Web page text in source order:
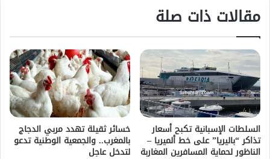
مقالات ذات صلة
السلطات الإسبانية تكبح أسعار
تذاكر “باليريا” على خط ألميريا –
الناظور لحماية المسافرين المغاربة
خسائر ثقيلة تهدد مربي الدجاج
بالمغرب.. والجمعية الوطنية تدعو
لتدخل عاجل